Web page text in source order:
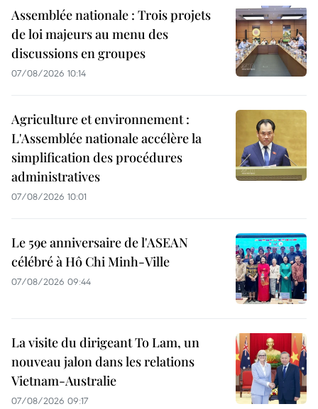
Assemblée nationale : Trois projets
de loi majeurs au menu des
discussions en groupes
07/08/2026 10:14
Agriculture et environnement :
L'Assemblée nationale accélère la
simplification des procédures
administratives
07/08/2026 10:01
Le 59e anniversaire de l'ASEAN
célébré à Hô Chi Minh-Ville
07/08/2026 09:44
La visite du dirigeant To Lam, un
nouveau jalon dans les relations
Vietnam-Australie
07/08/2026 09:17